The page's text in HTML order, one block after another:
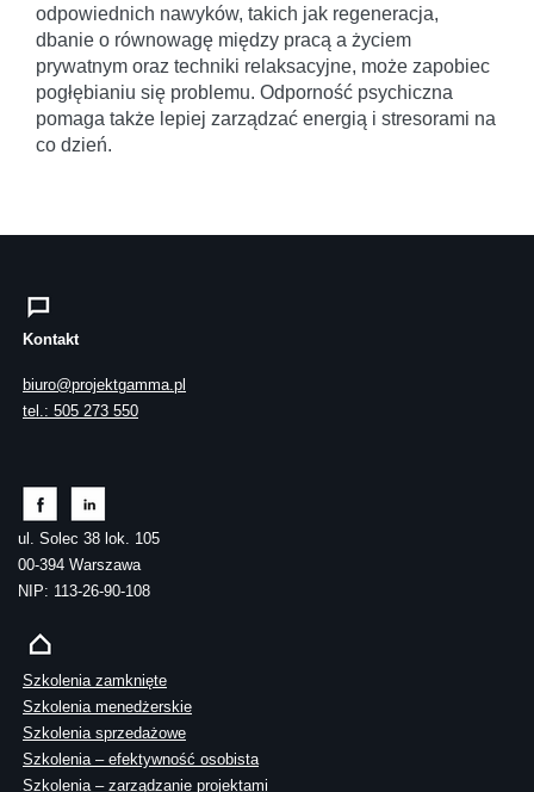
odpowiednich nawyków, takich jak regeneracja,
dbanie o równowagę między pracą a życiem
prywatnym oraz techniki relaksacyjne, może zapobiec
pogłębianiu się problemu. Odporność psychiczna
pomaga także lepiej zarządzać energią i stresorami na
co dzień.
Kontakt
biuro@projektgamma.pl
tel.: 505 273 550
ul. Solec 38 lok. 105
00-394 Warszawa
NIP: 113-26-90-108
Szkolenia zamknięte
Szkolenia menedżerskie
Szkolenia sprzedażowe
Szkolenia – efektywność osobista
Szkolenia – zarządzanie projektami